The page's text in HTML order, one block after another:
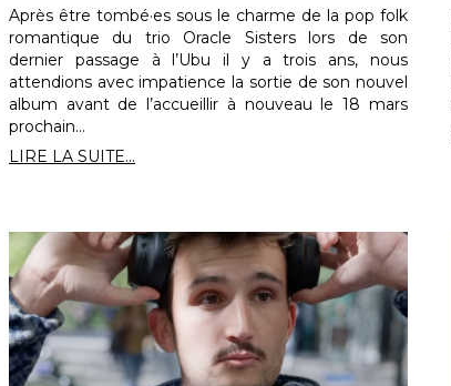
Après être tombé·es sous le charme de la pop folk
romantique du trio Oracle Sisters lors de son
dernier passage à l’Ubu il y a trois ans, nous
attendions avec impatience la sortie de son nouvel
album avant de l’accueillir à nouveau le 18 mars
prochain…
LIRE LA SUITE...